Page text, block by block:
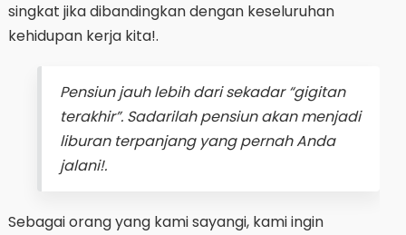
singkat jika dibandingkan dengan keseluruhan
kehidupan kerja kita!.
Pensiun jauh lebih dari sekadar “gigitan
terakhir”. Sadarilah pensiun akan menjadi
liburan terpanjang yang pernah Anda
jalani!.
Sebagai orang yang kami sayangi, kami ingin